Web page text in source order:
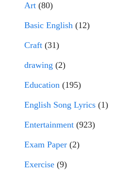
Art (80)
Basic English (12)
Craft (31)
drawing (2)
Education (195)
English Song Lyrics (1)
Entertainment (923)
Exam Paper (2)
Exercise (9)